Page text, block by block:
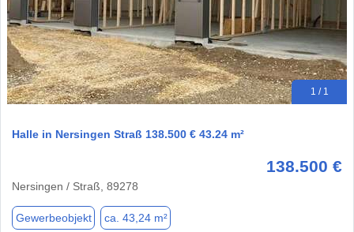
1 / 1
Halle in Nersingen Straß 138.500 € 43.24 m²
138.500 €
Nersingen / Straß, 89278
Gewerbeobjekt ca. 43,24 m²